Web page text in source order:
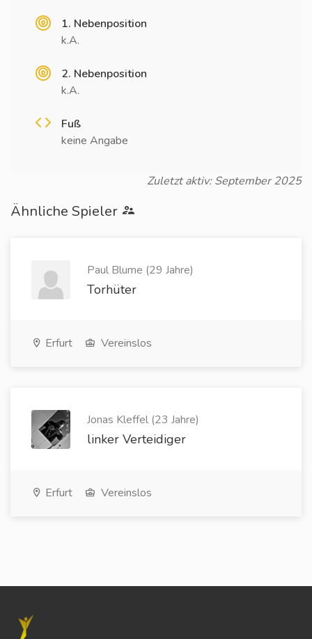
1. Nebenposition
k.A.
2. Nebenposition
k.A.
Fuß
keine Angabe
Zuletzt aktiv: September 2025
Ähnliche Spieler
Paul Blume (29 Jahre)
Torhüter
Erfurt Vereinslos
Jonas Kleffel (23 Jahre)
linker Verteidiger
Erfurt Vereinslos